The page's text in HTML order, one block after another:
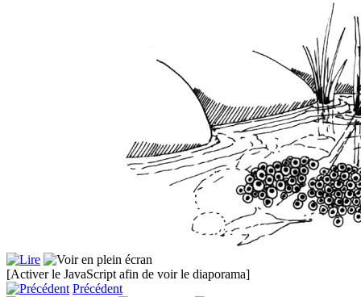
[Activer le JavaScript afin de voir le diaporama]
Précédent